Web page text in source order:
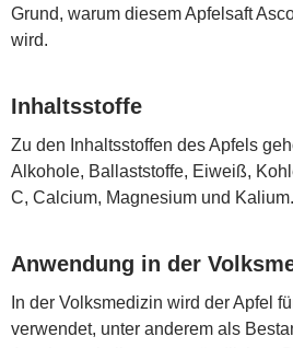
Grund, warum diesem Apfelsaft
wird.
Inhaltsstoffe
Zu den Inhaltsstoffen des Apfels
Alkohole, Ballaststoffe, Eiweiß,
C, Calcium, Magnesium und Kalium.
Anwendung in der
In der Volksmedizin wird der Apfel
verwendet, unter anderem als